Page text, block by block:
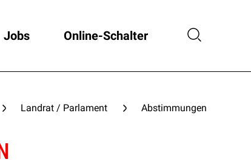
Jobs Online-Schalter
Landrat / Parlament Abstimmungen